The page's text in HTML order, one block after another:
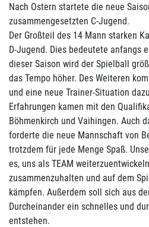
Nach Ostern startete die neue
zusammengesetzten C-Jugend.
Der Großteil des 14 Mann starken
D-Jugend. Dies bedeutete anfangs
dieser Saison wird der Spielball
das Tempo höher. Des Weiteren
und eine neue Trainer-Situation
Erfahrungen kamen mit den
Böhmenkirch und Vaihingen. Auch
forderte die neue Mannschaft von
trotzdem für jede Menge Spaß.
es, uns als TEAM
zusammenzuhalten und auf dem
kämpfen. Außerdem soll sich aus
Durcheinander ein schnelles und
entstehen.